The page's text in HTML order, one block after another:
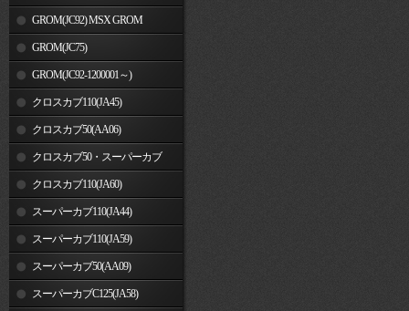
GROM(JC92) MSX GROM
GROM(JC75)
GROM(JC92-1200001～)
クロスカブ110(JA45)
クロスカブ50(AA06)
クロスカブ50・スーパーカブ
50(AA09)/110(JA44)
クロスカブ110(JA60)
スーパーカブ110(JA44)
スーパーカブ110(JA59)
スーパーカブ50(AA09)
スーパーカブC125(JA58)